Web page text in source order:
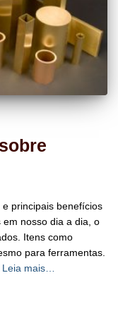
principais benefícios
nosso dia a dia, o
Itens como
para ferramentas.
Leia mais…